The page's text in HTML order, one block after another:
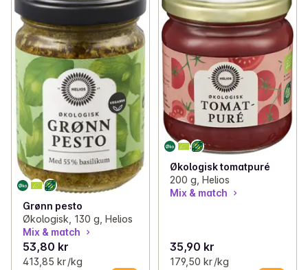
Grønn pesto
Økologisk, 130 g, Helios
Mix & match
53,80 kr
413,85 kr /kg
Økologisk tomatpuré
200 g, Helios
Mix & match
35,90 kr
179,50 kr /kg